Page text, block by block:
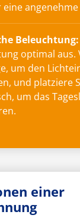
Beleuchtung:
optimal aus.
um den
und platziere
um das
einer